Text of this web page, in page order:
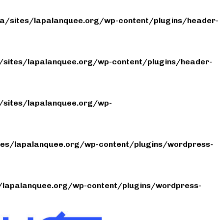
sites/lapalanquee.org/wp-content/plugins/header-
lapalanquee.org/wp-content/plugins/header-
lapalanquee.org/wp-
lapalanquee.org/wp-content/plugins/wordpress-
wp-content/plugins/wordpress-